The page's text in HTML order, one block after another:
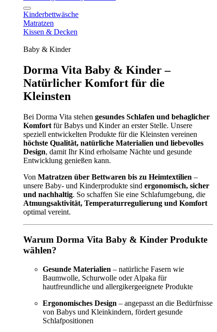
Kinderbettwäsche
Matratzen
Kissen & Decken
Baby & Kinder
Dorma Vita Baby & Kinder –
Natürlicher Komfort für die
Kleinsten
Bei Dorma Vita stehen gesundes Schlafen und behaglicher
Komfort für Babys und Kinder an erster Stelle. Unsere
speziell entwickelten Produkte für die Kleinsten vereinen
höchste Qualität, natürliche Materialien und liebevolles
Design, damit Ihr Kind erholsame Nächte und gesunde
Entwicklung genießen kann.
Von Matratzen über Bettwaren bis zu Heimtextilien –
unsere Baby- und Kinderprodukte sind ergonomisch, sicher
und nachhaltig. So schaffen Sie eine Schlafumgebung, die
Atmungsaktivität, Temperaturregulierung und Komfort
optimal vereint.
Warum Dorma Vita Baby & Kinder Produkte
wählen?
Gesunde Materialien – natürliche Fasern wie
Baumwolle, Schurwolle oder Alpaka für
hautfreundliche und allergikergeeignete Produkte
Ergonomisches Design – angepasst an die Bedürfnisse
von Babys und Kleinkindern, fördert gesunde
Schlafpositionen